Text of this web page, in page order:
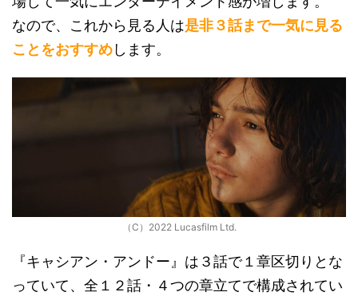
なので、これから見る人は是非３話まで一気に見る
ことをおすすめします。
（C）2022 Lucasfilm Ltd.
『キャシアン・アンドー』は３話で１章区切りとな
っていて、全１２話・４つの章立てで構成されてい